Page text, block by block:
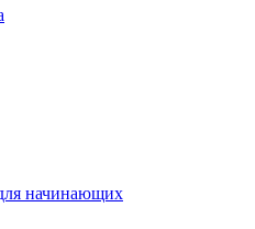
начинающих